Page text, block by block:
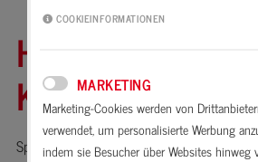
COOKIEINFORMATIONEN
MARKETING
Marketing-Cookies werden von
verwendet, um personalisierte Werbung
indem sie Besucher über Websites hinweg
Spezialklebstoff für alle Bodenbeläge mit